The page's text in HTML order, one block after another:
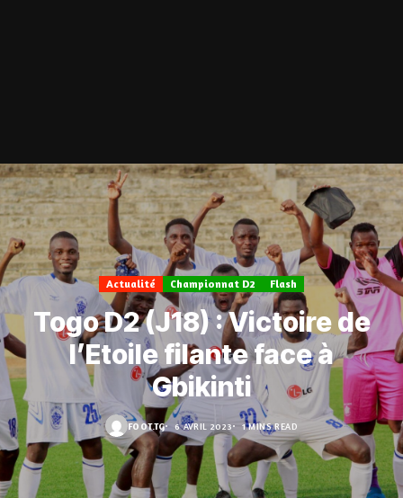
Actualité Championnat D2 Flash
Togo D2 (J18) : Victoire de
l’Etoile filante face à
Gbikinti
FOOT.TG 6 AVRIL 2023 1 MINS READ